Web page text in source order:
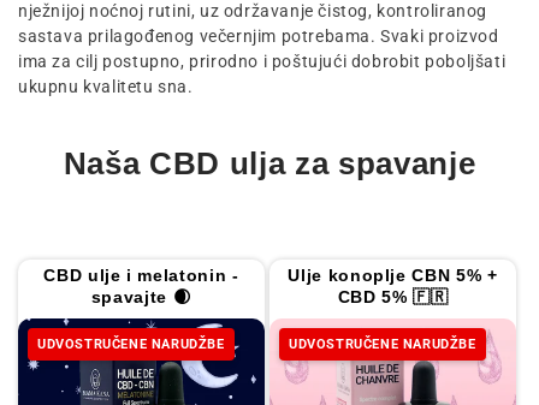
j
a
:
nježnijoj noćnoj rutini, uz održavanje čistog, kontroliranog
sastava prilagođenog večernjim potrebama. Svaki proizvod
ima za cilj postupno, prirodno i poštujući dobrobit poboljšati
ukupnu kvalitetu sna.
Naša CBD ulja za spavanje
CBD ulje i melatonin -
spavajte 🌒
UDVOSTRUČENE NARUDŽBE
Ulje konoplje CBN 5% +
CBD 5% 🇫🇷
UDVOSTRUČENE NARUDŽBE